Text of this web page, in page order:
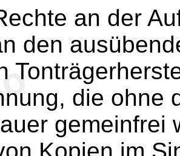
an der
den
die ohne
gemeinfrei